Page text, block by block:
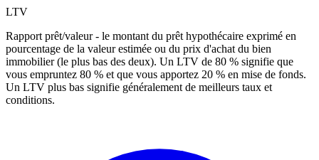
LTV
Rapport prêt/valeur - le montant du prêt hypothécaire exprimé en
pourcentage de la valeur estimée ou du prix d'achat du bien
immobilier (le plus bas des deux). Un LTV de 80 % signifie que
vous empruntez 80 % et que vous apportez 20 % en mise de fonds.
Un LTV plus bas signifie généralement de meilleurs taux et
conditions.